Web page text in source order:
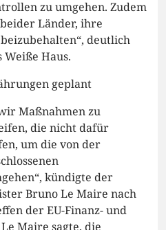
zu umgehen. Zudem
Länder, ihre
deutlich
Haus.
geplant
Maßnahmen zu
die nicht dafür
um die von der
kündigte der
Bruno Le Maire nach
der EU-Finanz- und
Maire sagte, die